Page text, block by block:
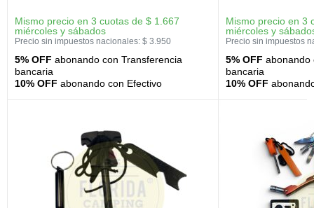
Mismo precio en 3 cuotas de $ 1.667
miércoles y sábados
Precio sin impuestos nacionales: $ 3.950
5% OFF abonando con Transferencia
bancaria
10% OFF abonando con Efectivo
Mismo precio en 3
miércoles y
Precio sin impuestos
5% OFF abonando
bancaria
10% OFF